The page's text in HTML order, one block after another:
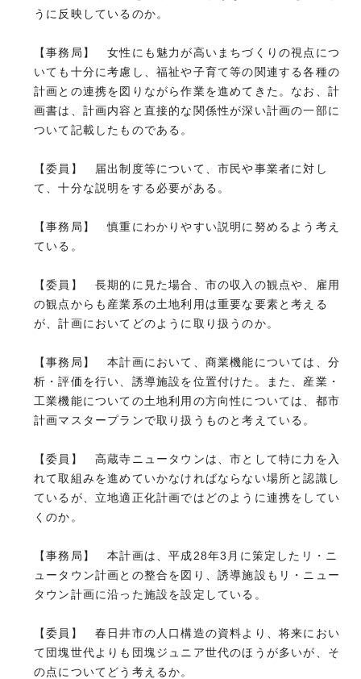
うに反映しているのか。
【事務局】 女性にも魅力が高いまちづくりの視点につ
いても十分に考慮し、福祉や子育て等の関連する各種の
計画との連携を図りながら作業を進めてきた。なお、計
画書は、計画内容と直接的な関係性が深い計画の一部に
ついて記載したものである。
【委員】 届出制度等について、市民や事業者に対し
て、十分な説明をする必要がある。
【事務局】 慎重にわかりやすい説明に努めるよう考え
ている。
【委員】 長期的に見た場合、市の収入の観点や、雇用
の観点からも産業系の土地利用は重要な要素と考える
が、計画においてどのように取り扱うのか。
【事務局】 本計画において、商業機能については、分
析・評価を行い、誘導施設を位置付けた。また、産業・
工業機能についての土地利用の方向性については、都市
計画マスタープランで取り扱うものと考えている。
【委員】 高蔵寺ニュータウンは、市として特に力を入
れて取組みを進めていかなければならない場所と認識し
ているが、立地適正化計画ではどのように連携をしてい
くのか。
【事務局】 本計画は、平成28年3月に策定したリ・ニ
ュータウン計画との整合を図り、誘導施設もリ・ニュー
タウン計画に沿った施設を設定している。
【委員】 春日井市の人口構造の資料より、将来におい
て団塊世代よりも団塊ジュニア世代のほうが多いが、そ
の点についてどう考えるか。